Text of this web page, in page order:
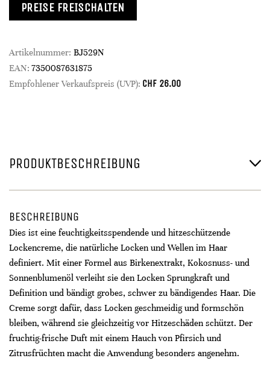
PREISE FREISCHALTEN
Artikelnummer: BJ529N
EAN: 7350087631875
Empfohlener Verkaufspreis (UVP): CHF 26.00
PRODUKTBESCHREIBUNG
BESCHREIBUNG
Dies ist eine feuchtigkeitsspendende und hitzeschützende
Lockencreme, die natürliche Locken und Wellen im Haar
definiert. Mit einer Formel aus Birkenextrakt, Kokosnuss- und
Sonnenblumenöl verleiht sie den Locken Sprungkraft und
Definition und bändigt grobes, schwer zu bändigendes Haar. Die
Creme sorgt dafür, dass Locken geschmeidig und formschön
bleiben, während sie gleichzeitig vor Hitzeschäden schützt. Der
fruchtig-frische Duft mit einem Hauch von Pfirsich und
Zitrusfrüchten macht die Anwendung besonders angenehm.